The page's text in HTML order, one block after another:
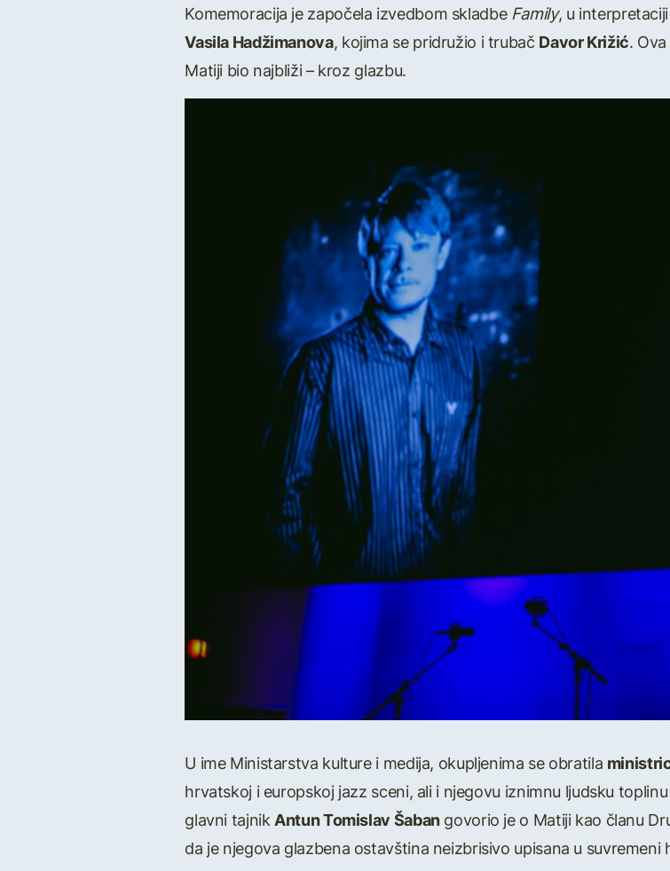
Komemoracija je započela izvedbom skladbeFamily, u
Vasila Hadžimanova, kojima se pridružio i trubač Davor Križić.
Matiji bio najbliži – kroz glazbu.
U ime Ministarstva kulture i medija, okupljenima se obratila
hrvatskoj i europskoj jazz sceni, ali i njegovu iznimnu ljudsku
glavni tajnikAntun Tomislav Šabangovorio je o Matiji kao članu
da je njegova glazbena ostavština neizbrisivo upisana u suvremeni